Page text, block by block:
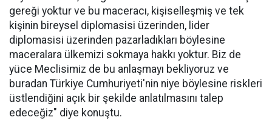
gereği yoktur ve bu maceracı, kişiselleşmiş ve tek
kişinin bireysel diplomasisi üzerinden, lider
diplomasisi üzerinden pazarladıkları böylesine
maceralara ülkemizi sokmaya hakkı yoktur. Biz de
yüce Meclisimiz de bu anlaşmayı bekliyoruz ve
buradan Türkiye Cumhuriyeti'nin niye böylesine riskleri
üstlendiğini açık bir şekilde anlatılmasını talep
edeceğiz" diye konuştu.